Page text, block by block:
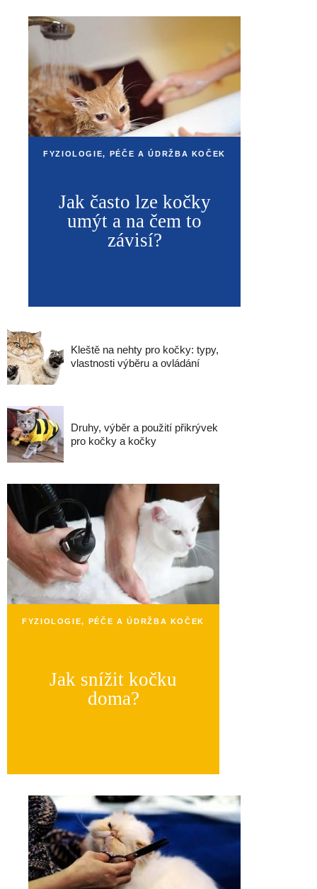
FYZIOLOGIE, PÉČE A ÚDRŽBA KOČEK
Jak často lze kočky
umýt a na čem to
závisí?
Kleště na nehty pro kočky: typy,
vlastnosti výběru a ovládání
Druhy, výběr a použití přikrývek
pro kočky a kočky
FYZIOLOGIE, PÉČE A ÚDRŽBA KOČEK
Jak snížit kočku
doma?